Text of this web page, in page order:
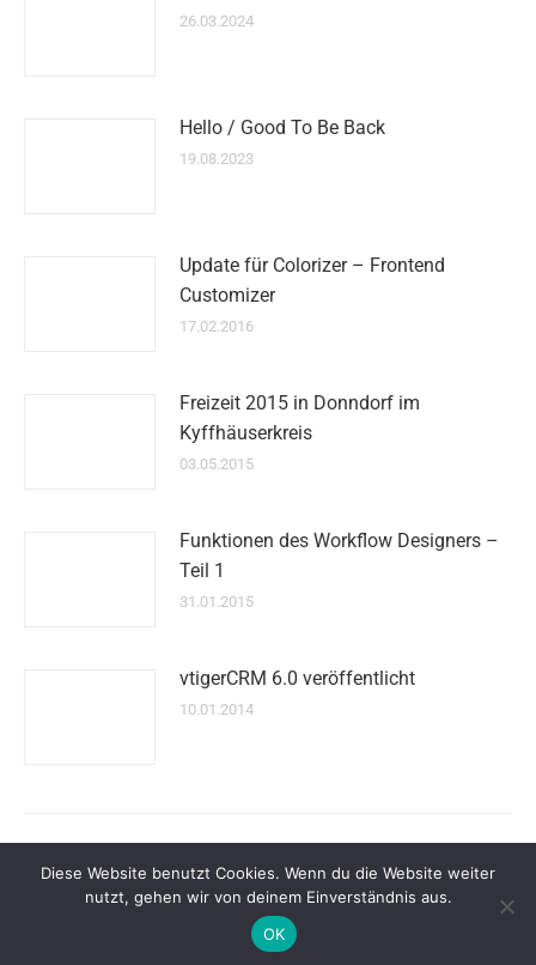
26.03.2024
Hello / Good To Be Back
19.08.2023
Update für Colorizer – Frontend
Customizer
17.02.2016
Freizeit 2015 in Donndorf im
Kyffhäuserkreis
03.05.2015
Funktionen des Workflow Designers –
Teil 1
31.01.2015
vtigerCRM 6.0 veröffentlicht
10.01.2014
premium WordPress themes
Diese Website benutzt Cookies. Wenn du die Website weiter
nutzt, gehen wir von deinem Einverständnis aus.
OK